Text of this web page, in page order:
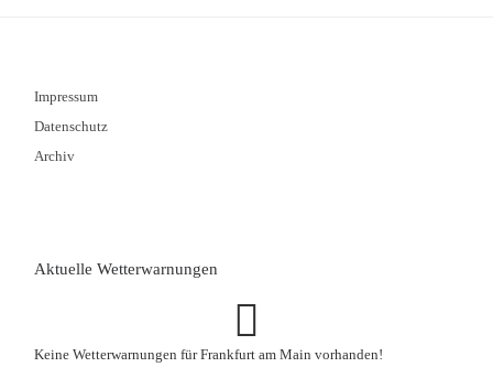
Impressum
Datenschutz
Archiv
Aktuelle Wetterwarnungen
Keine Wetterwarnungen für Frankfurt am Main vorhanden!